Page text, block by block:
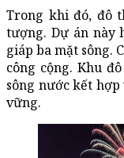
Trong khi đó, đô
tượng. Dự án này
giáp ba mặt sông.
công cộng. Khu
sông nước kết
vững.